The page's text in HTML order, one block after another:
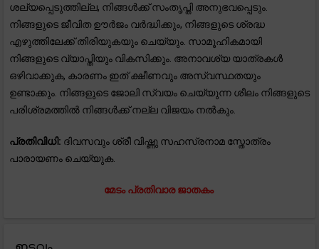
ശല്യപ്പെടുത്തില്ല, നിങ്ങൾക്ക് സംതൃപ്തി അനുഭവപ്പെടും.
നിങ്ങളുടെ ജീവിത ഊർജം വർദ്ധിക്കും, നിങ്ങളുടെ ശ്രദ്ധ
എഴുത്തിലേക്ക് തിരിയുകയും ചെയ്യും. സാമൂഹികമായി
നിങ്ങളുടെ വ്യാപ്തിയും വികസിക്കും. അനാവശ്യ യാത്രകൾ
ഒഴിവാക്കുക, കാരണം ഇത് ക്ഷീണവും അസ്വസ്ഥതയും
ഉണ്ടാക്കും. നിങ്ങളുടെ ജോലി സ്വയം ചെയ്യുന്ന ശീലം നിങ്ങളുടെ
പരിശ്രമത്തിൽ നിങ്ങൾക്ക് നല്ല വിജയം നൽകും.
പ്രതിവിധി: ദിവസവും ശ്രീ വിഷ്ണു സഹസ്രനാമ സ്തോത്രം
പാരായണം ചെയ്യുക.
മേടം പ്രതിവാര ജാതകം